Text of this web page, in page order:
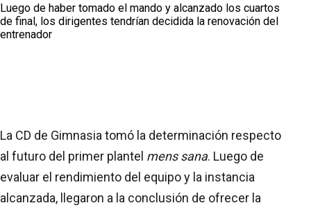
Luego de haber tomado el mando y alcanzado los cuartos
de final, los dirigentes tendrían decidida la renovación del
entrenador
La CD de Gimnasia tomó la determinación respecto
al futuro del primer plantel mens sana. Luego de
evaluar el rendimiento del equipo y la instancia
alcanzada, llegaron a la conclusión de ofrecer la